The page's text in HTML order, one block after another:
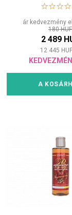
ár kedvezmény
180 HUF
2 489
12 445 HUF
A